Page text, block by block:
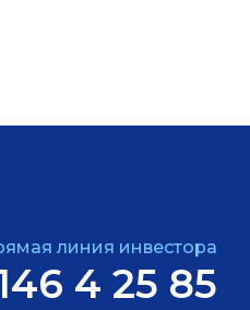
линия инвестора
4 25 85